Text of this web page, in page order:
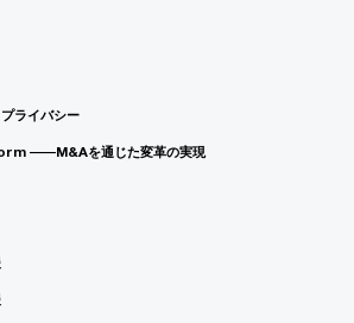
ライバシー
――M&Aを通じた変革の実現